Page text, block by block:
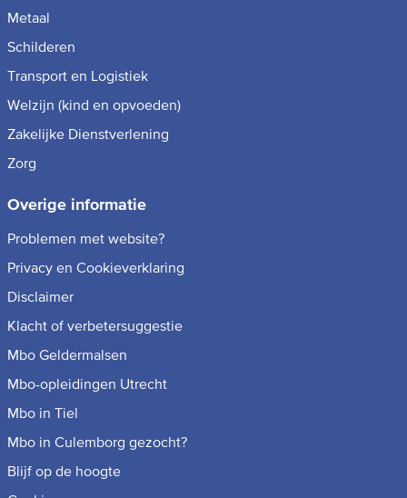
Metaal
Schilderen
Transport en Logistiek
Welzijn (kind en opvoeden)
Zakelijke Dienstverlening
Zorg
Overige informatie
Problemen met website?
Privacy en Cookieverklaring
Disclaimer
Klacht of verbetersuggestie
Mbo Geldermalsen
Mbo-opleidingen Utrecht
Mbo in Tiel
Mbo in Culemborg gezocht?
Blijf op de hoogte